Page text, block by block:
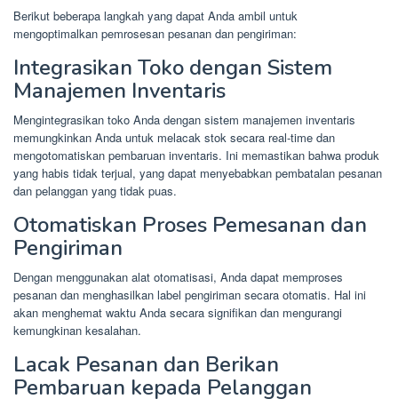
Berikut beberapa langkah yang dapat Anda ambil untuk
mengoptimalkan pemrosesan pesanan dan pengiriman:
Integrasikan Toko dengan Sistem
Manajemen Inventaris
Mengintegrasikan toko Anda dengan sistem manajemen inventaris
memungkinkan Anda untuk melacak stok secara real-time dan
mengotomatiskan pembaruan inventaris. Ini memastikan bahwa produk
yang habis tidak terjual, yang dapat menyebabkan pembatalan pesanan
dan pelanggan yang tidak puas.
Otomatiskan Proses Pemesanan dan
Pengiriman
Dengan menggunakan alat otomatisasi, Anda dapat memproses
pesanan dan menghasilkan label pengiriman secara otomatis. Hal ini
akan menghemat waktu Anda secara signifikan dan mengurangi
kemungkinan kesalahan.
Lacak Pesanan dan Berikan
Pembaruan kepada Pelanggan